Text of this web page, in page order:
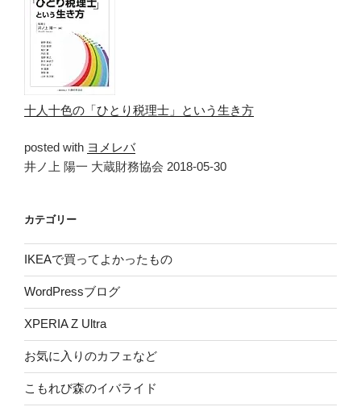
十人十色の「ひとり税理士」という生き方
posted with ヨメレバ
井ノ上 陽一 大蔵財務協会 2018-05-30
カテゴリー
IKEAで買ってよかったもの
WordPressブログ
XPERIA Z Ultra
お気に入りのカフェなど
こもれび森のイバライド